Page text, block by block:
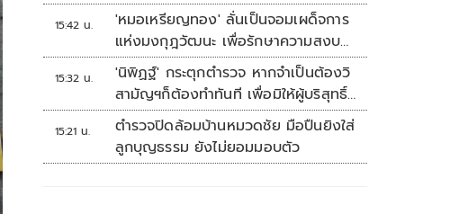
ด่านตรวจเพิ่ม
15:42 น.
'หมอเหรียญทอง' ลั่นเป็นจอมเผด็จการ
แห่งมงกุฎวัฒนะ เพื่อรักษาความสงบ
ปลอดภัยภายในรพ.
15:32 น.
'นิพิฏฐ์' กระตุกตำรวจ หากจำเป็นต้องวิ
สามัญฯก็ต้องทำทันที เพื่อมิให้ผู้บริสุทธิ์
เสียชีวิตเพิ่ม
15:21 น.
ตำรวจปิดล้อมบ้านหมวดชัย มือปืนยิงใส่
ลูกบุญธรรม ยังไม่ยอมมอบตัว